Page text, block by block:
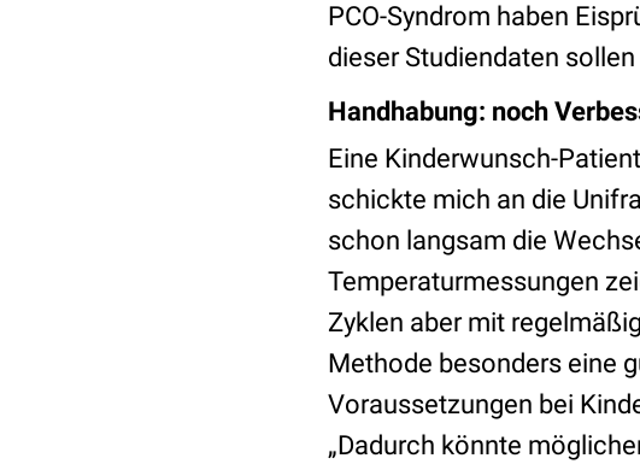
PCO-Syndrom haben
dieser Studiendaten
Handhabung: noch
Eine Kinderwunsch-
schickte mich an die
schon langsam die
Temperaturmessungen
Zyklen aber mit
Methode besonders eine
Voraussetzungen bei
„Dadurch könnte